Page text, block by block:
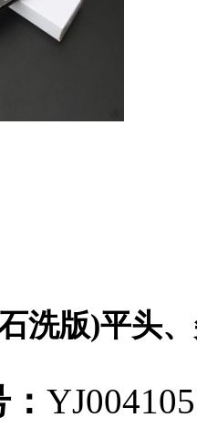
洗版)平头
YJ004105